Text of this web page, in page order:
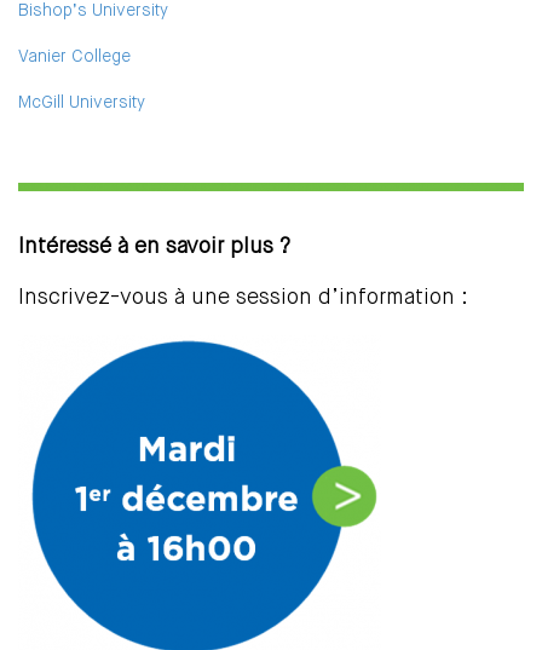
Bishop’s University
Vanier College
McGill University
Intéressé à en savoir plus ?
Inscrivez-vous à une session d’information :